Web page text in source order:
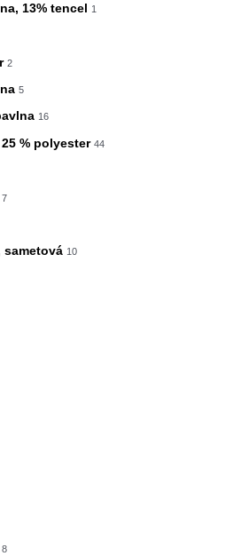
13% tencel 1
2
5
16
% polyester 44
7
sametová 10
8